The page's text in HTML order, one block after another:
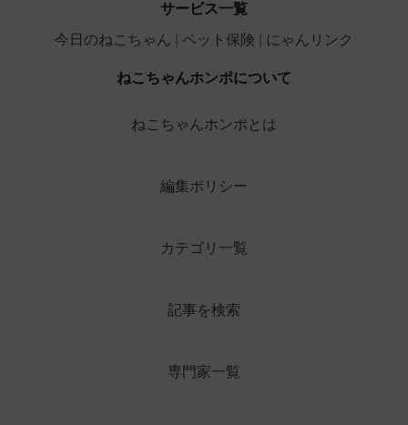
サービス一覧
今日のねこちゃん
ペット保険 にゃんリンク
ねこちゃんホンポについて
ねこちゃんホンポとは
編集ポリシー
カテゴリ一覧
記事を検索
専門家一覧